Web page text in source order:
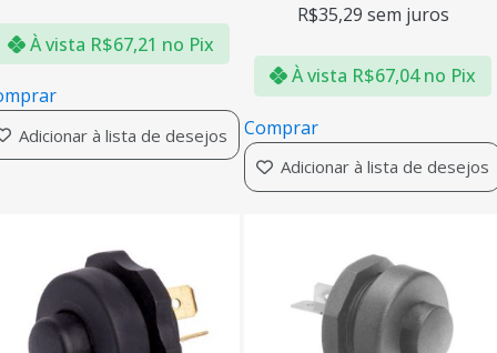
À vista R$67,21 no Pix
Adicionar à lista de desejos
R$35,29 sem juros
À vista R$67,04 no Pix
Comprar
Adicionar à lista de desejos